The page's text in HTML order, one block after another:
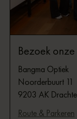
Bezoek
Bangma Optiek
Noorderbuurt 11
9203 AK
Route & Parkeren